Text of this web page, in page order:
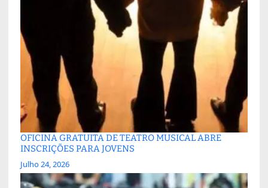
OFICINA GRATUITA DE TEATRO MUSICAL ABRE
INSCRIÇÕES PARA JOVENS
Julho 24, 2026